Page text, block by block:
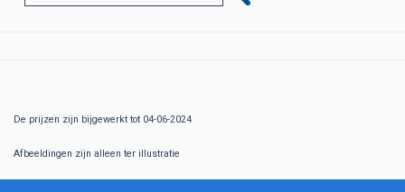
De prijzen zijn bijgewerkt tot 04-06-2024
Afbeeldingen zijn alleen ter illustratie